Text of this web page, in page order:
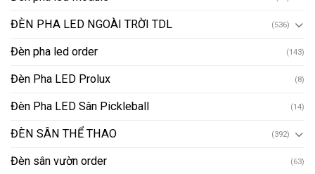
ĐÈN PHA LED NGOÀI TRỜI TDL (536)
Đèn pha led order (143)
Đèn Pha LED Prolux (8)
Đèn Pha LED Sân Pickleball (14)
ĐÈN SÂN THỂ THAO (392)
Đèn sân vườn order (63)